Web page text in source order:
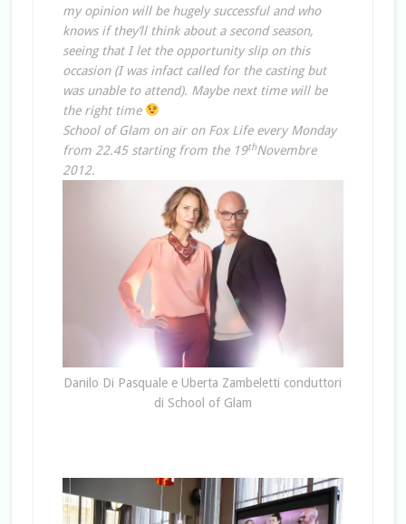
my opinion will be hugely successful and who
knows if they’ll think about a second season,
seeing that I let the opportunity slip on this
occasion (I was infact called for the casting but
was unable to attend). Maybe next time will be
the right time
School of Glam on air on Fox Life every Monday
from 22.45 starting from the 19thNovembre
2012.
Danilo Di Pasquale e Uberta Zambeletti conduttori
di School of Glam